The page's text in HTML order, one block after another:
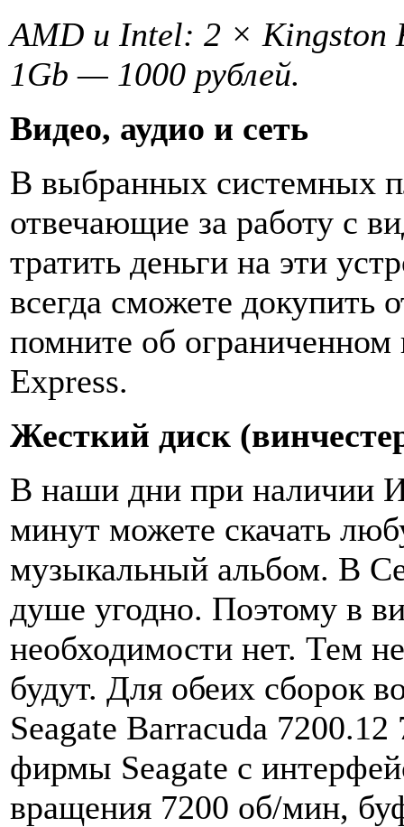
AMD и Intel: 2 × Kingston
1Gb — 1000 рублей.
Видео, аудио и сеть
В выбранных системных
отвечающие за работу с
тратить деньги на эти
всегда сможете докупить
помните об ограниченном
Express.
Жесткий диск
В наши дни при наличии
минут можете скачать
музыкальный альбом. В
душе угодно. Поэтому в
необходимости нет. Тем
будут. Для обеих сборок
Seagate Barracuda
фирмы Seagate с
вращения 7200 об/мин,